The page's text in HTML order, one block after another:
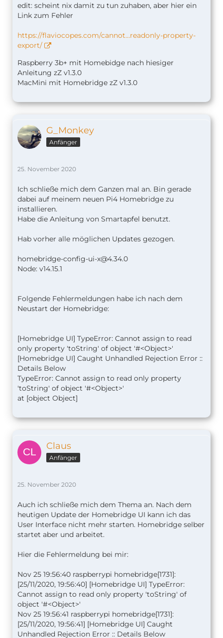
edit: scheint nix damit zu tun zuhaben, aber hier ein
Link zum Fehler
https://flaviocopes.com/cannot…readonly-property-
export/
Raspberry 3b+ mit Homebidge nach hiesiger
Anleitung zZ v1.3.0
MacMini mit Homebridge zZ v1.3.0
G_Monkey
Anfänger
25. November 2020
Ich schließe mich dem Ganzen mal an. Bin gerade
dabei auf meinem neuen Pi4 Homebridge zu
installieren.
Habe die Anleitung von Smartapfel benutzt.
Hab vorher alle möglichen Updates gezogen.
homebridge-config-ui-x@4.34.0
Node: v14.15.1
Folgende Fehlermeldungen habe ich nach dem
Neustart der Homebridge:
[Homebridge UI] TypeError: Cannot assign to read
only property 'toString' of object '#<Object>'
[Homebridge UI] Caught Unhandled Rejection Error ::
Details Below
TypeError: Cannot assign to read only property
'toString' of object '#<Object>'
at [object Object]
Claus
Anfänger
25. November 2020
Auch ich schließe mich dem Thema an. Nach dem
heutigen Update der Homebridge UI kann ich das
User Interface nicht mehr starten. Homebridge selber
startet aber und arbeitet.
Hier die Fehlermeldung bei mir:
Nov 25 19:56:40 raspberrypi homebridge[1731]:
[25/11/2020, 19:56:40] [Homebridge UI] TypeError:
Cannot assign to read only property 'toString' of
object '#<Object>'
Nov 25 19:56:41 raspberrypi homebridge[1731]:
[25/11/2020, 19:56:41] [Homebridge UI] Caught
Unhandled Rejection Error :: Details Below